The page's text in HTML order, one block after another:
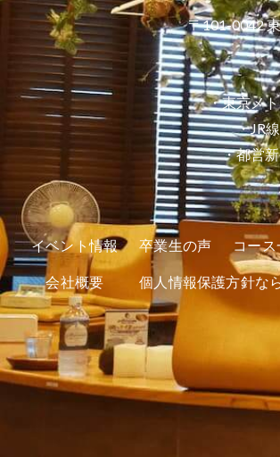
〒101-0042
・東京メ
・JR
・都営
イベント情報 卒業生の声 コース
会社概要 個人情報保護方針な